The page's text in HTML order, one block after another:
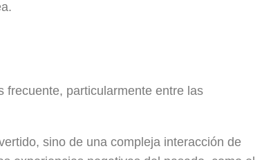
frecuente, particularmente entre las
sino de una compleja interacción de